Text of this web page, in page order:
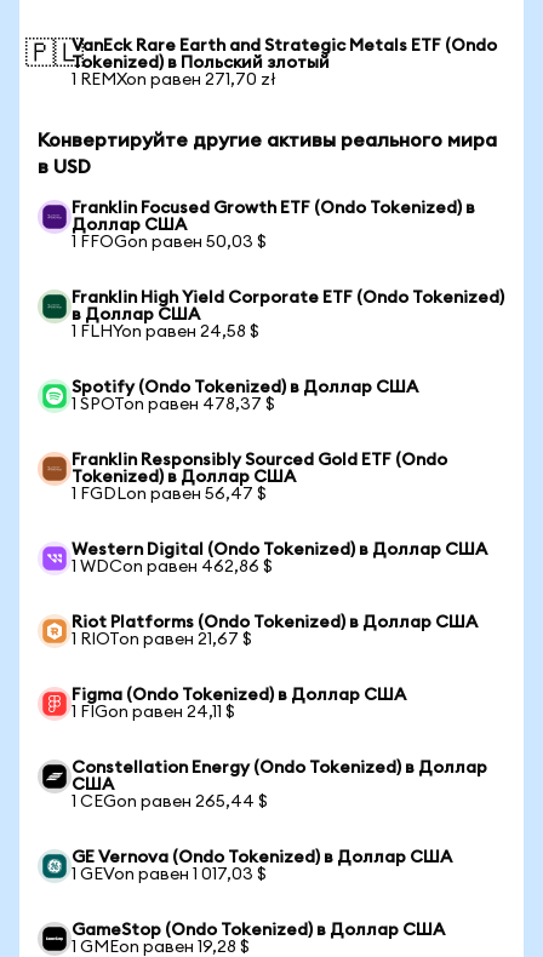
🇵🇱VanEck Rare Earth and Strategic Metals ETF (Ondo
Tokenized) в Польский злотый
1 REMXon равен 271,70 zł
Конвертируйте другие активы реального мира
в USD
Franklin Focused Growth ETF (Ondo Tokenized) в
Доллар США
1 FFOGon равен 50,03 $
Franklin High Yield Corporate ETF (Ondo Tokenized)
в Доллар США
1 FLHYon равен 24,58 $
Spotify (Ondo Tokenized) в Доллар США
1 SPOTon равен 478,37 $
Franklin Responsibly Sourced Gold ETF (Ondo
Tokenized) в Доллар США
1 FGDLon равен 56,47 $
Western Digital (Ondo Tokenized) в Доллар США
1 WDCon равен 462,86 $
Riot Platforms (Ondo Tokenized) в Доллар США
1 RIOTon равен 21,67 $
Figma (Ondo Tokenized) в Доллар США
1 FIGon равен 24,11 $
Constellation Energy (Ondo Tokenized) в Доллар
США
1 CEGon равен 265,44 $
GE Vernova (Ondo Tokenized) в Доллар США
1 GEVon равен 1 017,03 $
GameStop (Ondo Tokenized) в Доллар США
1 GMEon равен 19,28 $